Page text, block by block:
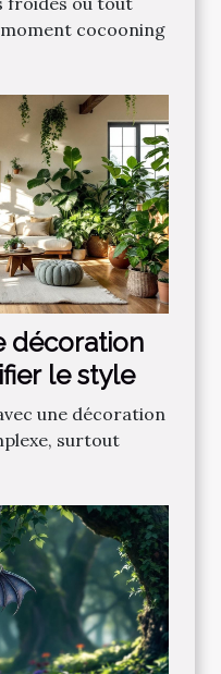
cocooning
décoration
le style
une décoration
surtout